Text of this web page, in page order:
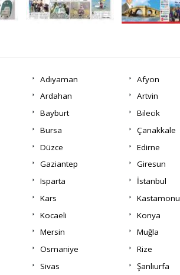
Adıyaman Afyon
Ardahan Artvin
Bayburt Bilecik
Bursa Çanakkale
Düzce Edirne
Gaziantep Giresun
Isparta İstanbul
Kars Kastamonu
Kocaeli Konya
Mersin Muğla
Osmaniye Rize
Sivas Şanlıurfa